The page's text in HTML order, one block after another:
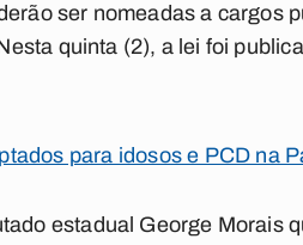
ser nomeadas a cargos
quinta (2), a lei foi
para idosos e PCD na
estadual George Morais